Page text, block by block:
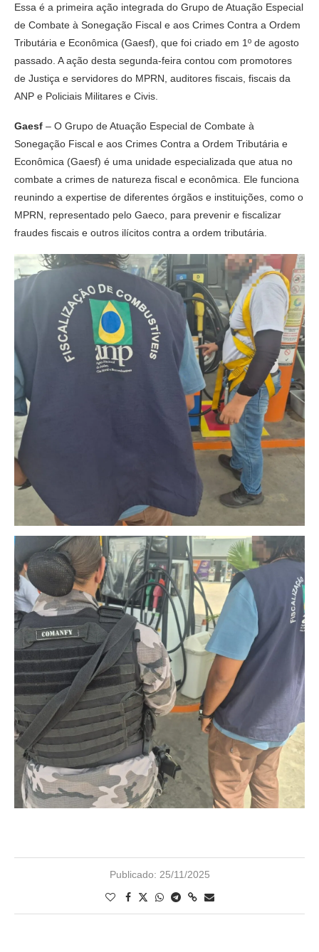
Essa é a primeira ação integrada do Grupo de Atuação Especial
de Combate à Sonegação Fiscal e aos Crimes Contra a Ordem
Tributária e Econômica (Gaesf), que foi criado em 1º de agosto
passado. A ação desta segunda-feira contou com promotores
de Justiça e servidores do MPRN, auditores fiscais, fiscais da
ANP e Policiais Militares e Civis.
Gaesf – O Grupo de Atuação Especial de Combate à
Sonegação Fiscal e aos Crimes Contra a Ordem Tributária e
Econômica (Gaesf) é uma unidade especializada que atua no
combate a crimes de natureza fiscal e econômica. Ele funciona
reunindo a expertise de diferentes órgãos e instituições, como o
MPRN, representado pelo Gaeco, para prevenir e fiscalizar
fraudes fiscais e outros ilícitos contra a ordem tributária.
Publicado: 25/11/2025